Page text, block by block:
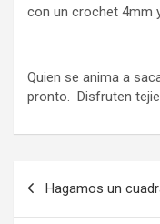
con un crochet 4mm
Quien se anima a
pronto. Disfruten
Hagamos un